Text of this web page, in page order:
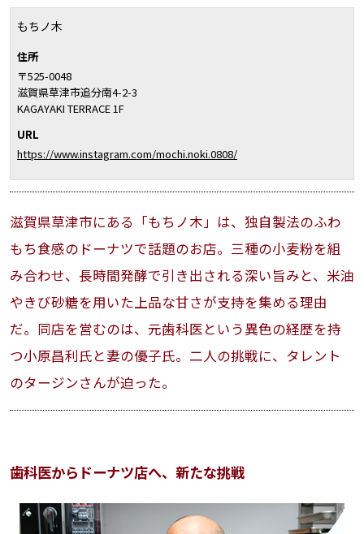
もちノ木
住所
〒525-0048
滋賀県草津市追分南4-2-3
KAGAYAKI TERRACE 1F
URL
https://www.instagram.com/mochi.noki.0808/
滋賀県草津市にある「もちノ木」は、独自製法のふわ
もち食感のドーナツで話題のお店。三種の小麦粉を組
み合わせ、長時間発酵で引き出される深い旨みと、米油
やきび砂糖を用いた上品な甘さが支持を集める理由
だ。同店を営むのは、元歯科医という異色の経歴を持
つ小原昌利氏と妻の優子氏。二人の挑戦に、タレント
のタージンさんが迫った。
歯科医からドーナツ店へ、新たな挑戦